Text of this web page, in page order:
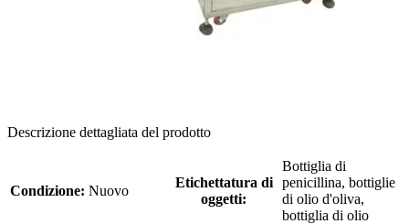
Descrizione dettagliata del prodotto
Condizione: Nuovo
Etichettatura di
oggetti:
Bottiglia di
penicillina, bottiglie
di olio d'oliva,
bottiglia di olio